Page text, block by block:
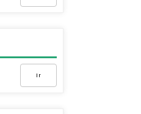
Ir